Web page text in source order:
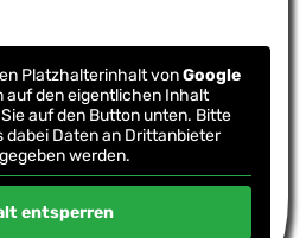
Platzhalterinhalt vonGoogle
auf den eigentlichen Inhalt
auf den Button unten. Bitte
dabei Daten an Drittanbieter
werden.
entsperren